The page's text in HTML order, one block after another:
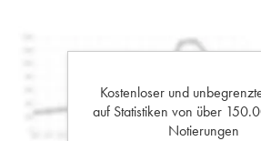
Kostenloser und
auf Statistiken von über
Notierungen